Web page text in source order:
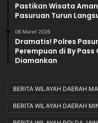
Pastikan Wisata
Pasuruan Turun
08 Maret 2026
Dramatis! Polres
Perempuan di By Pass
Diamankan‎
BERITA WILAYAH DAERAH
BERITA WILAYAH DAERAH